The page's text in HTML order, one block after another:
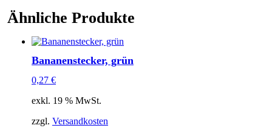
Ähnliche Produkte
Bananenstecker, grün
0,27 €
exkl. 19 % MwSt.
zzgl. Versandkosten